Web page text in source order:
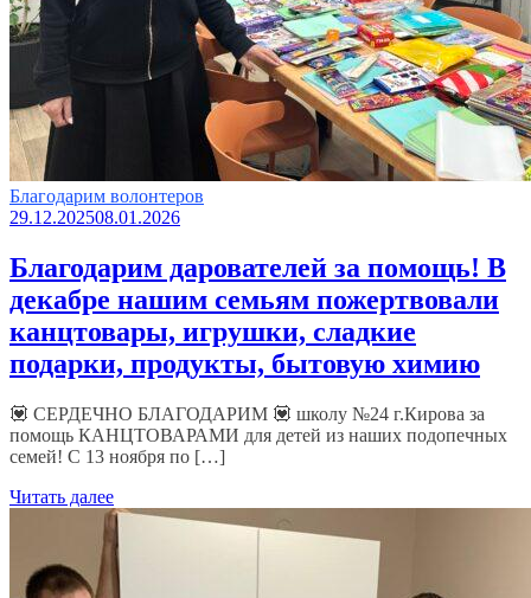
Благодарим волонтеров
29.12.202508.01.2026
Благодарим дарователей за помощь! В
декабре нашим семьям пожертвовали
канцтовары, игрушки, сладкие
подарки, продукты, бытовую химию
💟 СЕРДЕЧНО БЛАГОДАРИМ 💟 школу №24 г.Кирова за
помощь КАНЦТОВАРАМИ для детей из наших подопечных
семей! С 13 ноября по […]
Читать далее